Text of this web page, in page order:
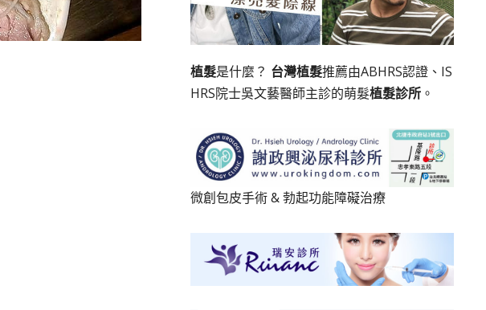
植髮是什麼？ 台灣植髮推薦由ABHRS認證、IS
HRS院士吳文藝醫師主診的萌髮植髮診所。
微創包皮手術&勃起功能障礙治療